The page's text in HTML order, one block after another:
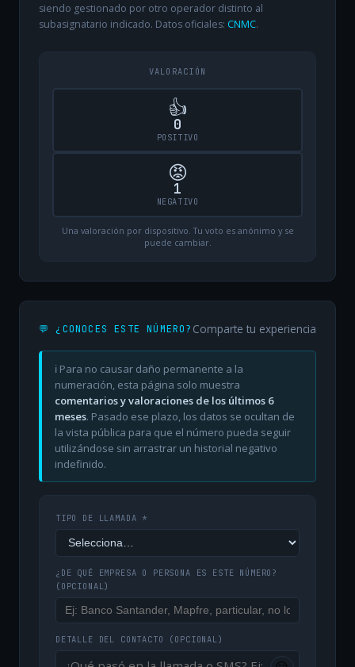
siendo gestionado por otro operador distinto al
subasignatario indicado. Datos oficiales: CNMC.
VALORACIÓN
👍
0
POSITIVO
😡
1
NEGATIVO
Una valoración por dispositivo. Tu voto es anónimo y se
puede cambiar.
💬 ¿CONOCES ESTE NÚMERO? Comparte tu experiencia
ℹ️ Para no causar daño permanente a la
numeración, esta página solo muestra
comentarios y valoraciones de los últimos 6
meses. Pasado ese plazo, los datos se ocultan de
la vista pública para que el número pueda seguir
utilizándose sin arrastrar un historial negativo
indefinido.
TIPO DE LLAMADA *
¿DE QUÉ EMPRESA O PERSONA ES ESTE NÚMERO?
(OPCIONAL)
DETALLE DEL CONTACTO (OPCIONAL)